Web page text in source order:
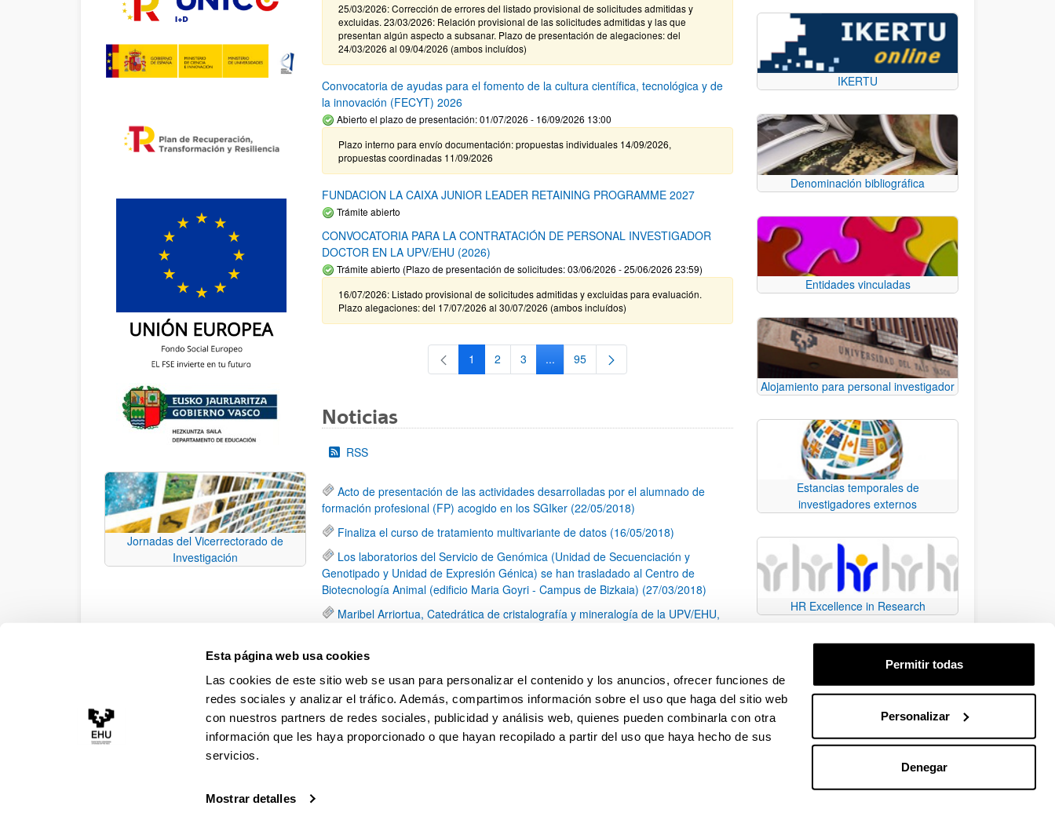
Esta página web usa cookies
Las cookies de este sitio web se usan para personalizar el contenido y los anuncios, ofrecer funciones de
redes sociales y analizar el tráfico. Además, compartimos información sobre el uso que haga del sitio web
con nuestros partners de redes sociales, publicidad y análisis web, quienes pueden combinarla con otra
información que les haya proporcionado o que hayan recopilado a partir del uso que haya hecho de sus
servicios.
Mostrar detalles
Permitir todas
Personalizar
Denegar
Jornadas del Vicerrectorado de
Investigación
25/03/2026: Corrección de errores del listado provisional de solicitudes admitidas y
excluidas. 23/03/2026: Relación provisional de las solicitudes admitidas y las que
presentan algún aspecto a subsanar. Plazo de presentación de alegaciones: del
24/03/2026 al 09/04/2026 (ambos incluídos)
Convocatoria de ayudas para el fomento de la cultura científica, tecnológica y de
la innovación (FECYT) 2026
Abierto el plazo de presentación: 01/07/2026 - 16/09/2026 13:00
Plazo interno para envío documentación: propuestas individuales 14/09/2026,
propuestas coordinadas 11/09/2026
FUNDACION LA CAIXA JUNIOR LEADER RETAINING PROGRAMME 2027
Trámite abierto
CONVOCATORIA PARA LA CONTRATACIÓN DE PERSONAL INVESTIGADOR
DOCTOR EN LA UPV/EHU (2026)
Trámite abierto (Plazo de presentación de solicitudes: 03/06/2026 - 25/06/2026 23:59)
16/07/2026: Listado provisional de solicitudes admitidas y excluidas para evaluación.
Plazo alegaciones: del 17/07/2026 al 30/07/2026 (ambos incluídos)
Página
1 Página
2 Página
3 ...Páginas intermedias Use TAB para desplazarse.
Página
95
Noticias
RSS
Acto de presentación de las actividades desarrolladas por el alumnado de
formación profesional (FP) acogido en los SGIker (22/05/2018)
Finaliza el curso de tratamiento multivariante de datos (16/05/2018)
Los laboratorios del Servicio de Genómica (Unidad de Secuenciación y
Genotipado y Unidad de Expresión Génica) se han trasladado al Centro de
Biotecnología Animal (edificio Maria Goyri - Campus de Bizkaia) (27/03/2018)
Maribel Arriortua, Catedrática de cristalografía y mineralogía de la UPV/EHU,
(12/03/2018)
Página
1 ...Páginas intermedias Use TAB para desplazarse.
Página
13 Página
14 Página
15 ...Páginas intermedias Use TAB para desplazarse.
Página
79
IKERTU
Denominación bibliográfica
Entidades vinculadas
Alojamiento para personal investigador
Estancias temporales de
investigadores externos
HR Excellence in Research